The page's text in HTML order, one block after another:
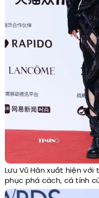
Lưu Vũ Hân xuất hiện
phục phá cách, cá tính